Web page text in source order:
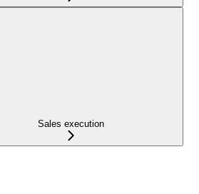
Sales execution